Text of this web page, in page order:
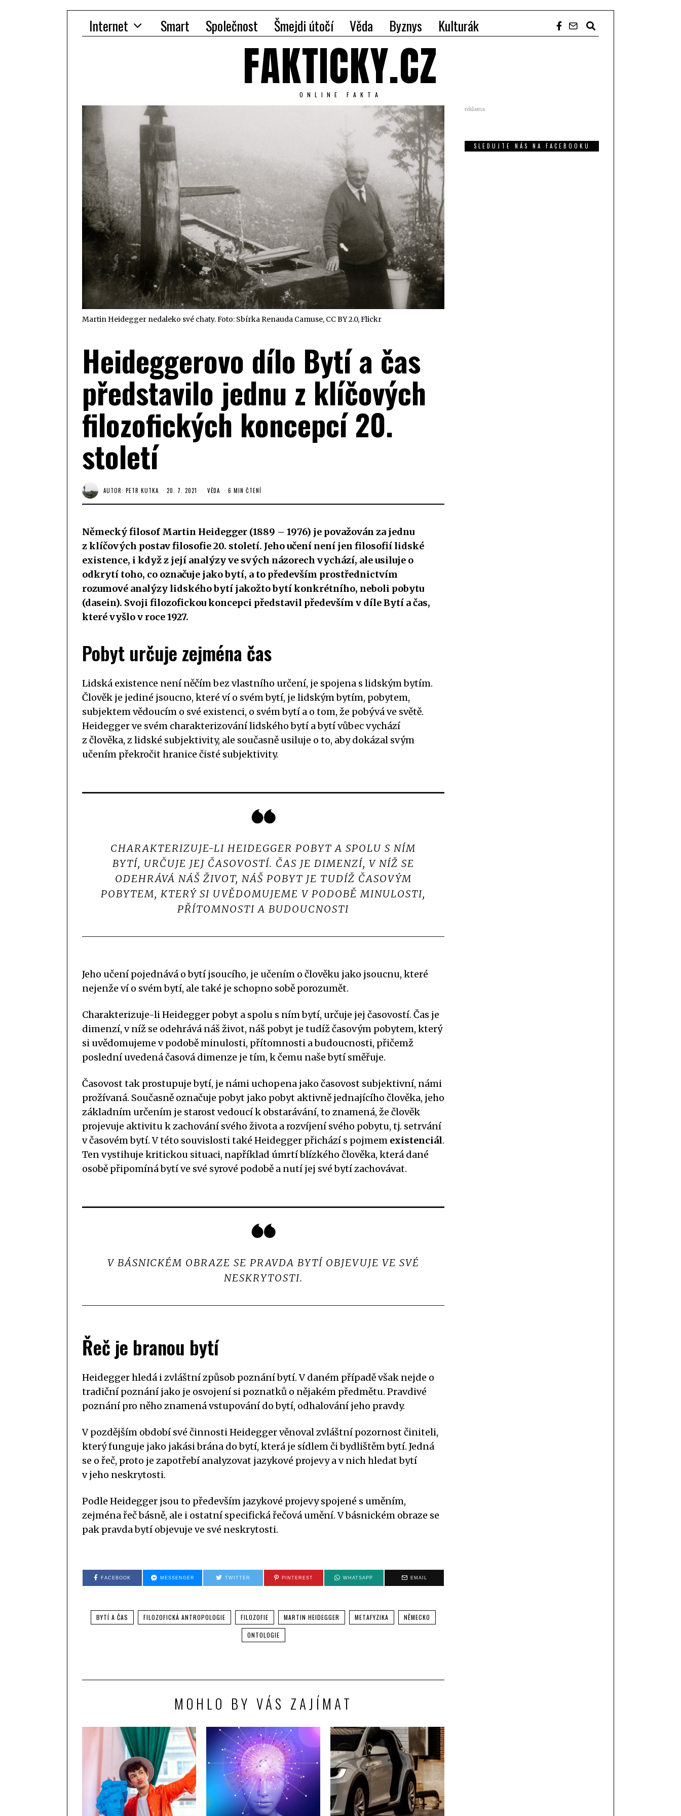
Internet Smart Společnost Šmejdi útočí Věda Byznys Kulturák
FAKTICKY.CZ
ONLINE FAKTA
Martin Heidegger nedaleko své chaty. Foto: Sbírka Renauda Camuse, CC BY 2.0, Flickr
Heideggerovo dílo Bytí a čas
představilo jednu z klíčových
filozofických koncepcí 20.
století
AUTOR: PETR KUTKA 20. 7. 2021 VĚDA 6 MIN ČTENÍ
Německý filosof Martin Heidegger (1889 – 1976) je považován za jednu
z klíčových postav filosofie 20. století. Jeho učení není jen filosofií lidské
existence, i když z její analýzy ve svých názorech vychází, ale usiluje o
odkrytí toho, co označuje jako bytí, a to především prostřednictvím
rozumové analýzy lidského bytí jakožto bytí konkrétního, neboli pobytu
(dasein). Svoji filozofickou koncepci představil především v díle Bytí a čas,
které vyšlo v roce 1927.
Pobyt určuje zejména čas
Lidská existence není něčím bez vlastního určení, je spojena s lidským bytím.
Člověk je jediné jsoucno, které ví o svém bytí, je lidským bytím, pobytem,
subjektem vědoucím o své existenci, o svém bytí a o tom, že pobývá ve světě.
Heidegger ve svém charakterizování lidského bytí a bytí vůbec vychází
z člověka, z lidské subjektivity, ale současně usiluje o to, aby dokázal svým
učením překročit hranice čisté subjektivity.
CHARAKTERIZUJE-LI HEIDEGGER POBYT A SPOLU S NÍM
BYTÍ, URČUJE JEJ ČASOVOSTÍ. ČAS JE DIMENZÍ, V NÍŽ SE
ODEHRÁVÁ NÁŠ ŽIVOT, NÁŠ POBYT JE TUDÍŽ ČASOVÝM
POBYTEM, KTERÝ SI UVĚDOMUJEME V PODOBĚ MINULOSTI,
PŘÍTOMNOSTI A BUDOUCNOSTI
Jeho učení pojednává o bytí jsoucího, je učením o člověku jako jsoucnu, které
nejenže ví o svém bytí, ale také je schopno sobě porozumět.
Charakterizuje-li Heidegger pobyt a spolu s ním bytí, určuje jej časovostí. Čas je
dimenzí, v níž se odehrává náš život, náš pobyt je tudíž časovým pobytem, který
si uvědomujeme v podobě minulosti, přítomnosti a budoucnosti, přičemž
poslední uvedená časová dimenze je tím, k čemu naše bytí směřuje.
Časovost tak prostupuje bytí, je námi uchopena jako časovost subjektivní, námi
prožívaná. Současně označuje pobyt jako pobyt aktivně jednajícího člověka, jeho
základním určením je starost vedoucí k obstarávání, to znamená, že člověk
projevuje aktivitu k zachování svého života a rozvíjení svého pobytu, tj. setrvání
v časovém bytí. V této souvislosti také Heidegger přichází s pojmem existenciál.
Ten vystihuje kritickou situaci, například úmrtí blízkého člověka, která dané
osobě připomíná bytí ve své syrové podobě a nutí jej své bytí zachovávat.
V BÁSNICKÉM OBRAZE SE PRAVDA BYTÍ OBJEVUJE VE SVÉ
NESKRYTOSTI.
Řeč je branou bytí
Heidegger hledá i zvláštní způsob poznání bytí. V daném případě však nejde o
tradiční poznání jako je osvojení si poznatků o nějakém předmětu. Pravdivé
poznání pro něho znamená vstupování do bytí, odhalování jeho pravdy.
V pozdějším období své činnosti Heidegger věnoval zvláštní pozornost činiteli,
který funguje jako jakási brána do bytí, která je sídlem či bydlištěm bytí. Jedná
se o řeč, proto je zapotřebí analyzovat jazykové projevy a v nich hledat bytí
v jeho neskrytosti.
Podle Heidegger jsou to především jazykové projevy spojené s uměním,
zejména řeč básně, ale i ostatní specifická řečová umění. V básnickém obraze se
pak pravda bytí objevuje ve své neskrytosti.
FACEBOOK MESSENGER TWITTER PINTEREST WHATSAPP EMAIL
BYTÍ A ČAS FILOZOFICKÁ ANTROPOLOGIE FILOZOFIE MARTIN HEIDEGGER METAFYZIKA NĚMECKO
ONTOLOGIE
MOHLO BY VÁS ZAJÍMAT
reklama
SLEDUJTE NÁS NA FACEBOOKU